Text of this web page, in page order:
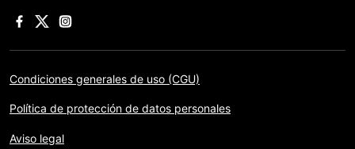
Condiciones generales de uso (CGU)
Política de protección de datos personales
Aviso legal